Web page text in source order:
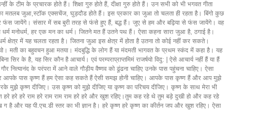
के टीम के प्रचारक होते हैं। शिक्षा गुरु होते हैं, दीक्षा गुरु होते हैं। उन सभी को भी भगवत गीता
मतलब जुआ,स्टॉक एक्सचेंज, घुड़दौड होते हैं। इस प्रकार का जुआ तो चलता ही रहता है। बिंगो कुछ
फंस जायेंगे। संसार में सब बुरी तरह से फंसे हुए हैं, बद्ध हैं। जुए से हम और बढ़िया से फंस जायेंगे। वह
मनोधर्म, हर एक मन का धर्म। जितने मत हैं उतने पथ हैं। ऐसा कहना सारा जुआ है, ठगाई है।
में यह चलता रहता है। जितना जुआ इस क्षेत्र में होता है उतना तो कोई नहीं कर सकते।
का बहुवचन हुआ मतया। मंदबुद्धि के लोग हैं या मंदमती भागवत के प्रथम स्कंद में कहा है। यह
के है, यह सिर कौन है आचार्य। एवं परम्पराप्राप्तमिमं राजर्षयो विदु: | ऐसे आचार्य नहीं हैं या हैं
के परंपरा में आने वाले गौड़ीय वैष्णव को ढूंढना चाहिए उनके पास पहुंचना चाहिए। ऐसा
आपके पास कृष्ण हैं हम ऐसा कह सकते हैं ऐसी समझ होनी चाहिए। आपके पास कृष्ण हैं और आप मुझे
मुझे कृष्ण दीजिए। उस कृष्ण को मुझे दीजिए या कृष्ण का परिचय दीजिए। कृष्ण के साथ मेरा भी
हरे हरे राम हरे राम राम राम हरे हरे और खुश रहिए।तुम कह रहे थे तुम बड़े दुखी हो और कह रहे
है और यह पी.एच.डी स्तर का भी ज्ञान है। हरे कृष्ण हरे कृष्ण का कीर्तन जप और खुश रहिए। ऐसा